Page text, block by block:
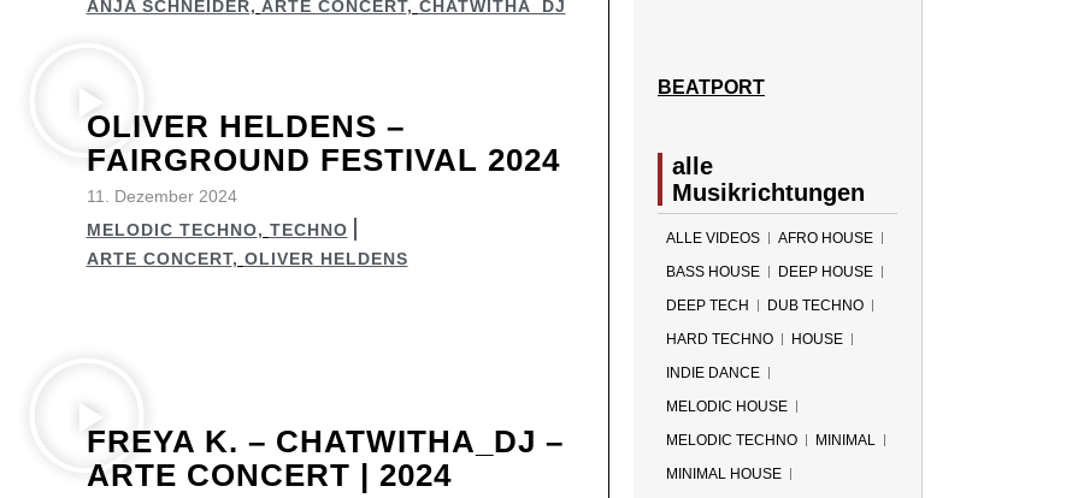
ANJA SCHNEIDER, ARTE CONCERT, CHATWITHA_DJ
OLIVER HELDENS –
FAIRGROUND FESTIVAL 2024
11. Dezember 2024
MELODIC TECHNO, TECHNO
ARTE CONCERT, OLIVER HELDENS
FREYA K. – CHATWITHA_DJ –
ARTE CONCERT | 2024
BEATPORT
alle
Musikrichtungen
ALLE VIDEOS
AFRO HOUSE
BASS HOUSE
DEEP HOUSE
DEEP TECH
DUB TECHNO
HARD TECHNO
HOUSE
INDIE DANCE
MELODIC HOUSE
MELODIC TECHNO
MINIMAL
MINIMAL HOUSE